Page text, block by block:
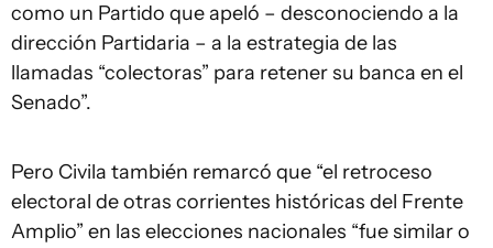
como un Partido que apeló – desconociendo a la
dirección Partidaria – a la estrategia de las
llamadas “colectoras” para retener su banca en el
Senado”.
Pero Civila también remarcó que “el retroceso
electoral de otras corrientes históricas del Frente
Amplio” en las elecciones nacionales “fue similar o